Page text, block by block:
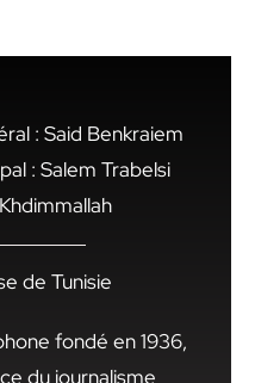
: Said Benkraiem
: Salem Trabelsi
de Tunisie
fondé en 1936,
du journalisme